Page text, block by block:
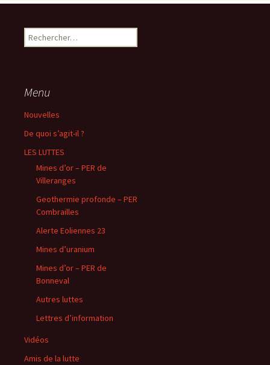
Rechercher :
Menu
Nouvelles
De quoi s’agit-il ?
LES LUTTES
Mines d’or – PER de
Villeranges
Geothermie profonde – PER
Combrailles
Alerte Eoliennes 23
Mines d’uranium
Mines d’or – PER de
Bonneval
Autres luttes
Lettres d’information
Vidéos
Amis de la lutte